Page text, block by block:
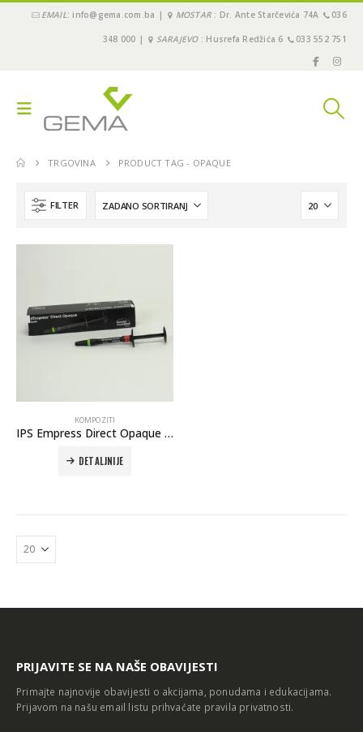
EMAIL: info@gema.com.ba | MOSTAR : Dr. Ante Starčevića 74A 036
348 000 | SARAJEVO: Husrefa Redžića 6 033 552 751
TRGOVINA PRODUCT TAG - OPAQUE
FILTER
KOMPOZITI
IPS Empress Direct Opaque refill
DETALJNIJE
PRIJAVITE SE NA NAŠE OBAVIJESTI
Primajte najnovije obavijesti o akcijama, ponudama i edukacijama.
Prijavom na našu email listu prihvaćate pravila privatnosti.